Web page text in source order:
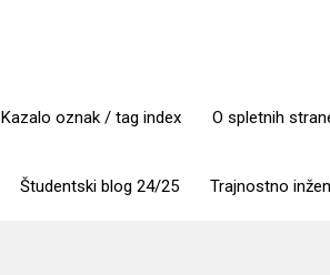
Kazalo oznak / tag index O spletnih
Študentski blog 24/25 Trajnostno